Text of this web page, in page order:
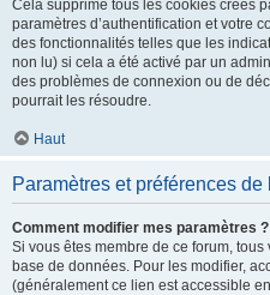
Cela supprime tous les cookies créés
paramètres d’authentification et votre
des fonctionnalités telles que les
non lu) si cela a été activé par un
des problèmes de connexion ou de
pourrait les résoudre.
Haut
Paramètres et préférences de
Comment modifier mes paramètres ?
Si vous êtes membre de ce forum,
base de données. Pour les modifier,
(généralement ce lien est accessible